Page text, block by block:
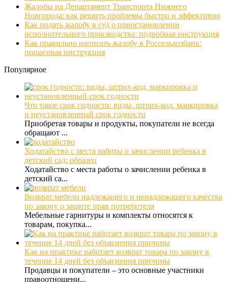
Жалобы на Департамент Транспорта Нижнего
Новгорода: как решить проблемы быстро и эффективно
Как подать жалобу в суд о приостановлении
исполнительного производства: подробная инструкция
Как правильно написать жалобу в Россельхозбанк:
пошаговая инструкция
Популярное
Что такое срок годности: виды, штрих-код, маркировка
и неустановленный срок годности
Приобретая товары и продукты, покупатели не всегда
обращают ...
Ходатайство с места работы о зачислении ребенка в
детский сад: образец
Ходатайство с места работы о зачислении ребенка в
детский са...
Возврат мебели надлежащего и ненадлежащего качества
по закону о защите прав потребителя
Мебельные гарнитуры и комплекты относятся к
товарам, покупка...
Как на практике работает возврат товара по закону в
течение 14 дней без объяснения причины
Продавцы и покупатели – это основные участники
правоотношени...